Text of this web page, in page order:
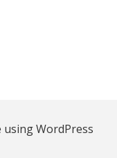
using WordPress